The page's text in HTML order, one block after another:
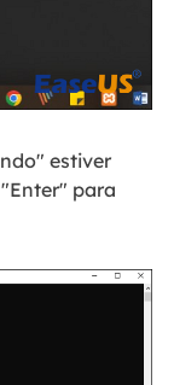
estiver
para